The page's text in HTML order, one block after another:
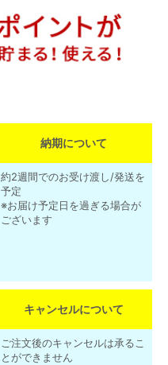
納期について
約2週間でのお受け渡し/発送を
予定
※お届け予定日を過ぎる場合が
ございます
キャンセルについて
ご注文後のキャンセルは承るこ
とができません